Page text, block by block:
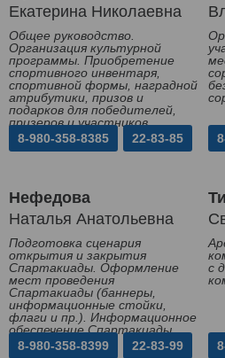
Екатерина Николаевна
Общее руководство.
Организация культурной
программы. Приобретение
спортивного инвентаря,
спортивной формы, наградной
атрибутики, призов и
подарков для победителей,
призеров и участников
Спартакиады
8-980-358-8385 22-83-85
Нефедова
Наталья Анатольевна
Подготовка сценария
открытия и закрытия
Спартакиады. Оформление
мест проведения
Спартакиады (баннеры,
информационные стойки,
флаги и пр.). Информационное
обеспечение Спартакиады
8-980-358-8399
22-83-99
с